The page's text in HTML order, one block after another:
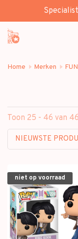
Home Merken
Toon 25 - 46 van 46
NIEUWSTE
niet op voorraad